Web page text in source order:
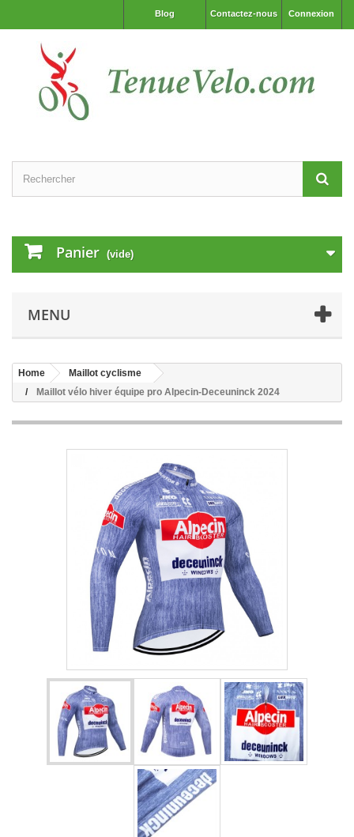
Connexion
Contactez-nous
Blog
Panier (vide)
MENU
Home
Maillot cyclisme
Maillot vélo hiver équipe pro Alpecin-Deceuninck 2024